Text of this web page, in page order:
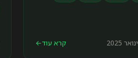
קרא עוד←